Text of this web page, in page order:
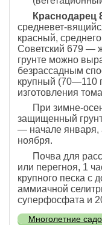
Краснодарец
средневет-
красный,
Советский 679 —
грунте можно
безрассадным
крупный (70—110
изготовления
При зимне-
защищенный
— начале января,
ноября.
Почва для
или перегноя, 1
крупного песка с
аммиачной
суперфосфата и
Многолетние